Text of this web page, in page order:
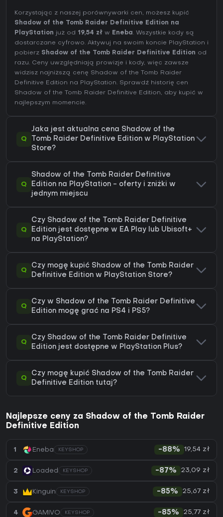
Korzystając z naszej porównywarki cen, możesz kupić
Shadow of the Tomb Raider Definitive Edition na
PlayStation już od 19,54 zł w Eneba. Wszystkie kody są
dostarczane cyfrowo. Aktywuj na swoim koncie PlayStation i
pobierz Shadow of the Tomb Raider Definitive Edition od
razu. Ceny uwzględniają prowizje i kody, więc zawsze
widzisz najniższą cenę Shadow of the Tomb Raider
Definitive Edition na PlayStation. Sprawdź historię cen
Shadow of the Tomb Raider Definitive Edition, aby kupić w
najlepszym momencie.
Q
Jaka jest aktualna cena Shadow of the
Tomb Raider Definitive Edition w PlayStation
Store?
Q
Shadow of the Tomb Raider Definitive
Edition na PlayStation - oferty i zniżki w
jednym miejscu
Q
Czy Shadow of the Tomb Raider Definitive
Edition jest dostępne w EA Play lub Ubisoft+
na PlayStation?
Q
Czy mogę kupić Shadow of the Tomb Raider
Definitive Edition w PlayStation Store?
Q
Czy w Shadow of the Tomb Raider Definitive
Edition mogę grać na PS4 i PS5?
Q
Czy Shadow of the Tomb Raider Definitive
Edition jest dostępne w PlayStation Plus?
Q
Czy mogę kupić Shadow of the Tomb Raider
Definitive Edition tutaj?
Najlepsze ceny za Shadow of the Tomb Raider
Definitive Edition
1 Eneba KEYSHOP -88% 19,54 zł
2 Loaded KEYSHOP -87% 23,09 zł
3 Kinguin KEYSHOP -85% 25,67 zł
4 GAMIVO KEYSHOP -85% 25,77 zł